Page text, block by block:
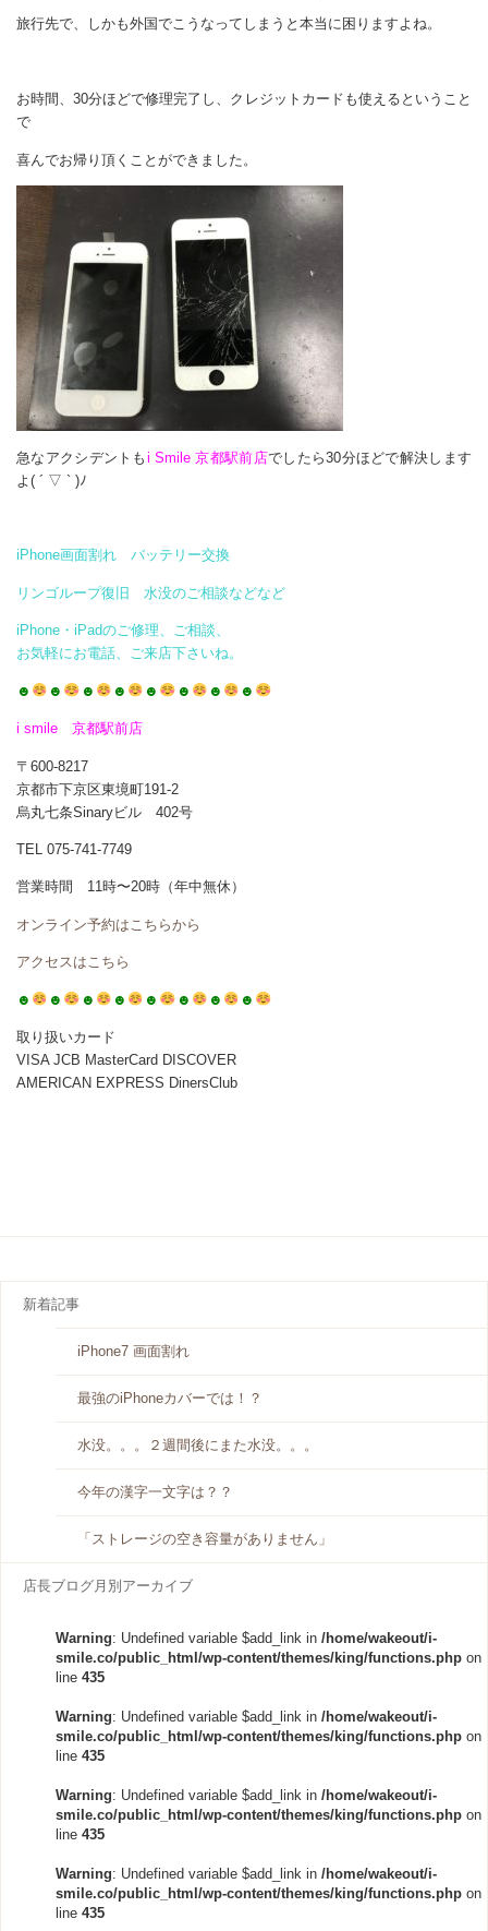
旅行先で、しかも外国でこうなってしまうと本当に困りますよね。
お時間、30分ほどで修理完了し、クレジットカードも使えるということ
で
喜んでお帰り頂くことができました。
急なアクシデントも i Smile 京都駅前店でしたら30分ほどで解決します
よ( ´ ▽ ` )ﾉ
iPhone画面割れ バッテリー交換
リンゴループ復旧 水没のご相談などなど
iPhone・iPadのご修理、ご相談、
お気軽にお電話、ご来店下さいね。
☻ ☻ ☻ ☻ ☻ ☻ ☻ ☻
i smile 京都駅前店
〒600-8217
京都市下京区東境町191-2
烏丸七条Sinaryビル 402号
TEL 075-741-7749
営業時間 11時〜20時（年中無休）
オンライン予約はこちらから
アクセスはこちら
☻ ☻ ☻ ☻ ☻ ☻ ☻ ☻
取り扱いカード
VISA JCB MasterCard DISCOVER
AMERICAN EXPRESS DinersClub
新着記事
iPhone7 画面割れ
最強のiPhoneカバーでは！？
水没。。。２週間後にまた水没。。。
今年の漢字一文字は？？
「ストレージの空き容量がありません」
店長ブログ月別アーカイブ
Warning: Undefined variable $add_link in /home/wakeout/i-
smile.co/public_html/wp-content/themes/king/functions.php on
line 435
Warning: Undefined variable $add_link in /home/wakeout/i-
smile.co/public_html/wp-content/themes/king/functions.php on
line 435
Warning: Undefined variable $add_link in /home/wakeout/i-
smile.co/public_html/wp-content/themes/king/functions.php on
line 435
Warning: Undefined variable $add_link in /home/wakeout/i-
smile.co/public_html/wp-content/themes/king/functions.php on
line 435